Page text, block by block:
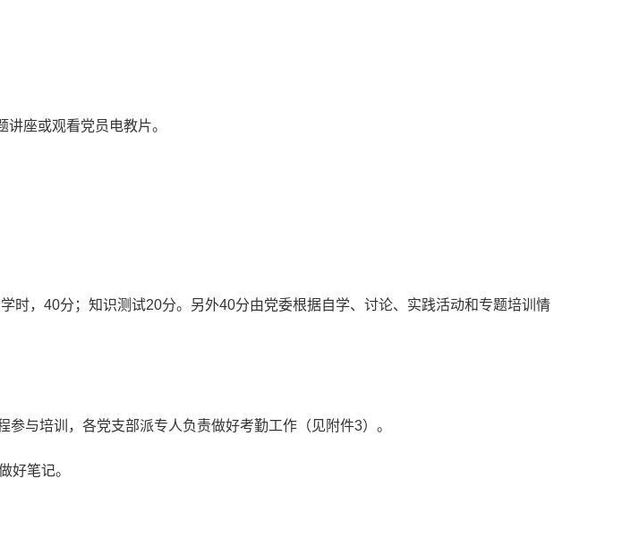
讲座或观看党员电教片。
时，40分；知识测试20分。另外40分由党委根据自学、讨论、实践活动和专题培训情
与培训，各党支部派专人负责做好考勤工作（见附件3）。
好笔记。